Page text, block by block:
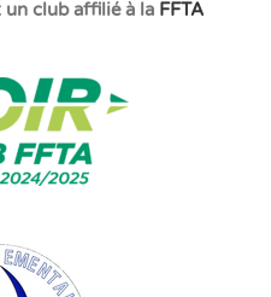
un club affilié à la FFTA